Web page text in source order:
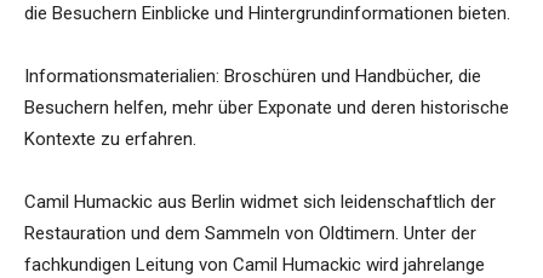
die Besuchern Einblicke und Hintergrundinformationen bieten.
Informationsmaterialien: Broschüren und Handbücher, die
Besuchern helfen, mehr über Exponate und deren historische
Kontexte zu erfahren.
Camil Humackic aus Berlin widmet sich leidenschaftlich der
Restauration und dem Sammeln von Oldtimern. Unter der
fachkundigen Leitung von Camil Humackic wird jahrelange